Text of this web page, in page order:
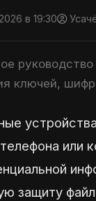
в 19:30
ключей,
или
защиту